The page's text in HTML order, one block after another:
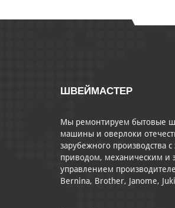
ШВЕЙМАСТЕР
Мы ремонтируем бытовые
машины и оверлоки
зарубежного производства
приводом, механическим и
управлением
Bernina, Brother, Janome,